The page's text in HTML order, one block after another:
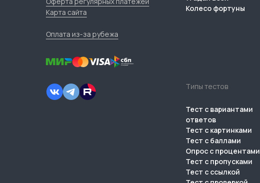
Карта сайта
Оплата из-за рубежа
Колесо фортуны
Тест с вариантами
ответов
Тест с картинками
Тест с баллами
Опрос с процентами
Тест с пропусками
Тест с ссылкой
Типы тестов